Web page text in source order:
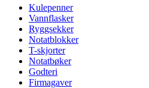
Kulepenner
Vannflasker
Ryggsekker
Notatblokker
T-skjorter
Notatbøker
Godteri
Firmagaver